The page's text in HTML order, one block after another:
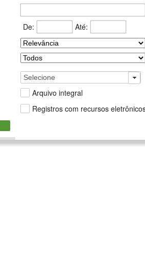
De:
Até:
Selecione
Arquivo integral
Registros com recursos